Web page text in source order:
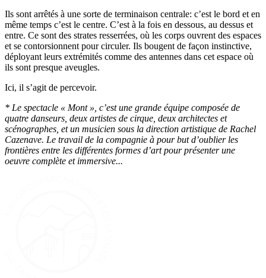
Ils sont arrêtés à une sorte de terminaison centrale: c’est le bord et en
même temps c’est le centre. C’est à la fois en dessous, au dessus et
entre. Ce sont des strates resserrées, où les corps ouvrent des espaces
et se contorsionnent pour circuler. Ils bougent de façon instinctive,
déployant leurs extrémités comme des antennes dans cet espace où
ils sont presque aveugles.
Ici, il s’agit de percevoir.
* Le spectacle « Mont », c’est une grande équipe composée de
quatre danseurs, deux artistes de cirque, deux architectes et
scénographes, et un musicien sous la direction artistique de Rachel
Cazenave. Le travail de la compagnie à pour but d’oublier les
frontières entre les différentes formes d’art pour présenter une
oeuvre complète et immersive...